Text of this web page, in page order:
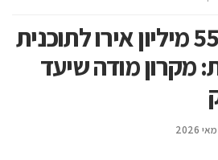
צרפת תזרים 550 מיליון אירו לתוכנית
מקרון מודה שיעד